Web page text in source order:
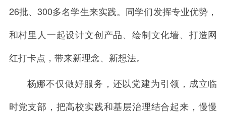
26批、300多名学生来实践。同学们发挥专业优势，
和村里人一起设计文创产品、绘制文化墙、打造网
红打卡点，带来新理念、新想法。
杨娜不仅做好服务，还以党建为引领，成立临
时党支部，把高校实践和基层治理结合起来，慢慢